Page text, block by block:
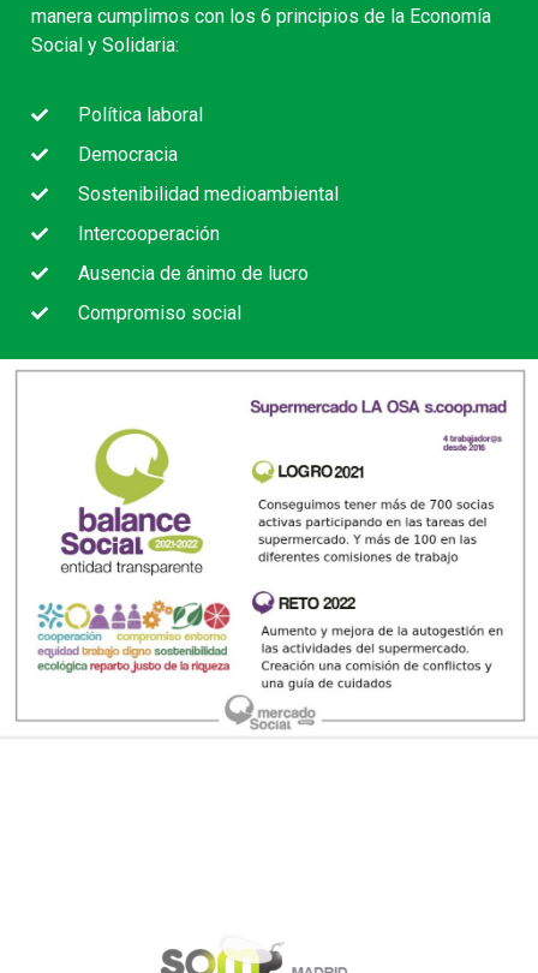
manera cumplimos con los 6 principios de la Economía
Social y Solidaria:
Política laboral
Democracia
Sostenibilidad medioambiental
Intercooperación
Ausencia de ánimo de lucro
Compromiso social